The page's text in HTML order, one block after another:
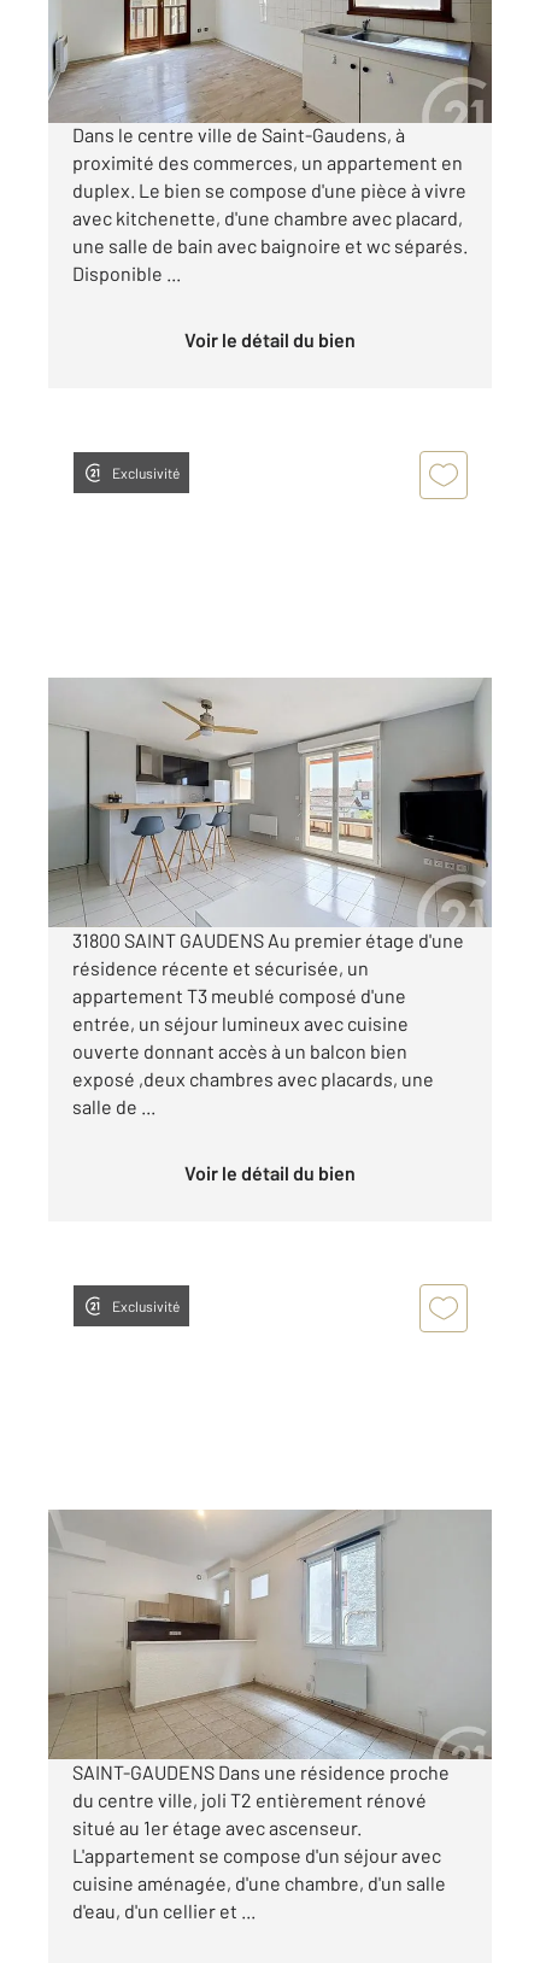
350 €
par mois charges comprises
Dans le centre ville de Saint-Gaudens, à
proximité des commerces, un appartement en
duplex. Le bien se compose d'une pièce à vivre
avec kitchenette, d'une chambre avec placard,
une salle de bain avec baignoire et wc séparés.
Disponible ...
Voir le détail du bien
Exclusivité
ST GAUDENS 31
62 m
, 3 pièces
Ref : 17399
Appartement à louer
650 €
par mois charges comprises
31800 SAINT GAUDENS Au premier étage d'une
résidence récente et sécurisée, un
appartement T3 meublé composé d'une
entrée, un séjour lumineux avec cuisine
ouverte donnant accès à un balcon bien
exposé ,deux chambres avec placards, une
salle de ...
Voir le détail du bien
Exclusivité
ST GAUDENS 31
38,25 m
2 , 2 pièces
Ref : 17351
Appartement T2 à louer
510 €
par mois charges comprises
SAINT-GAUDENS Dans une résidence proche
du centre ville, joli T2 entièrement rénové
situé au 1er étage avec ascenseur.
L'appartement se compose d'un séjour avec
cuisine aménagée, d'une chambre, d'un salle
d'eau, d'un cellier et ...